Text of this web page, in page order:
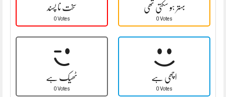
سخت نا پسند
0 Votes
بہتر ہو سکتی تھی
0 Votes
ٹھیک ہے
0 Votes
اچھی ہے
0 Votes